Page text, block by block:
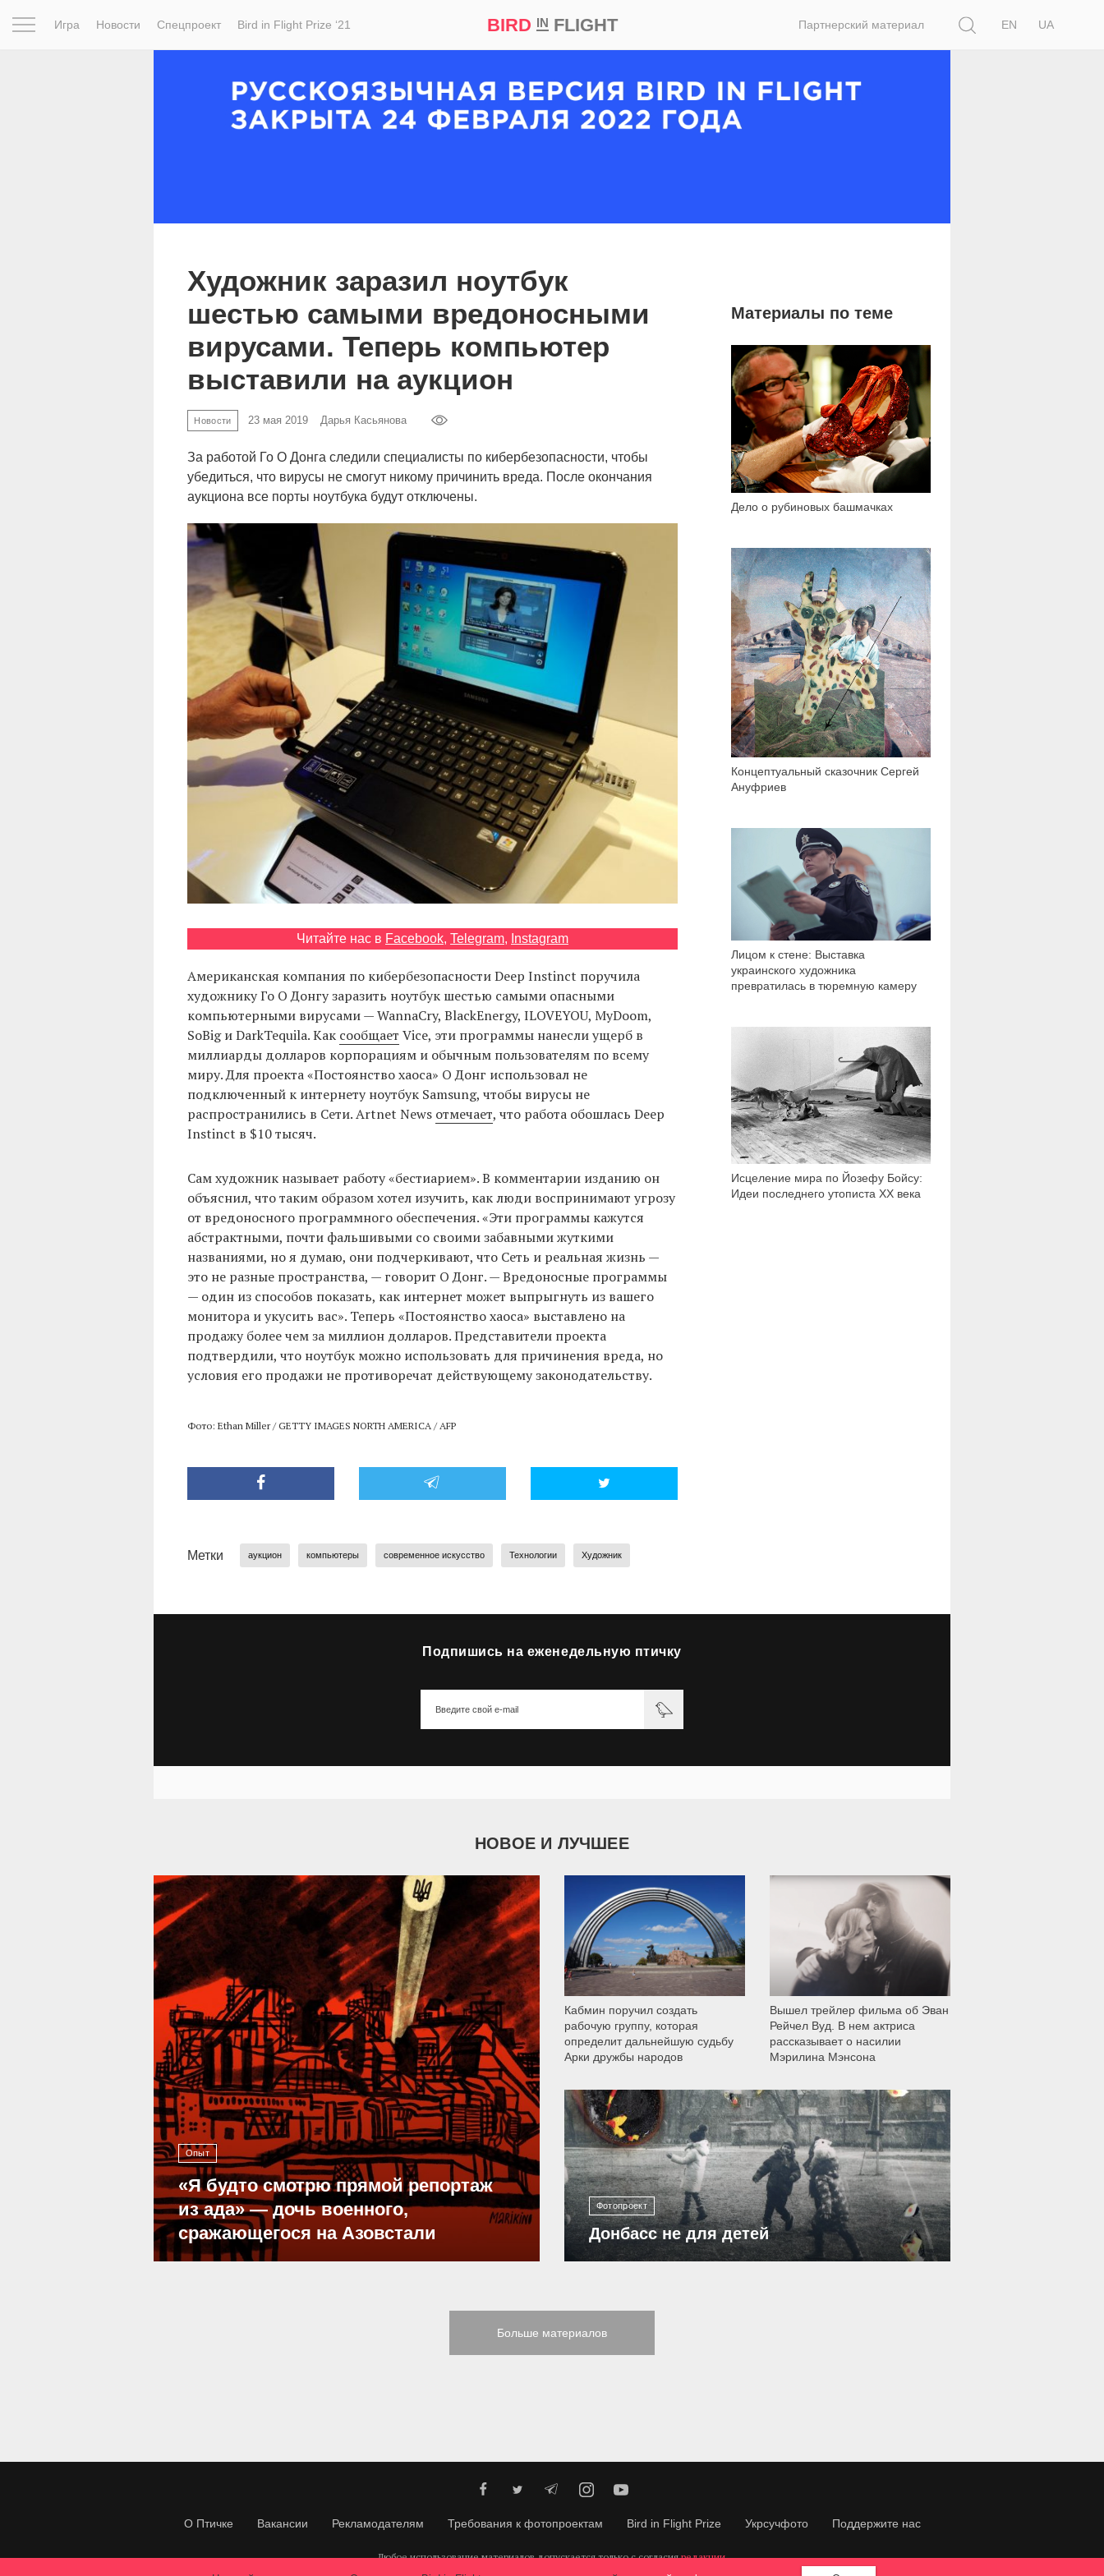
Игра Новости Спецпроект Bird in Flight Prize ‘21 BIRD INFLIGHT Партнерский материал
EN
UA
Художник заразил ноутбук
шестью самыми вредоносными
вирусами. Теперь компьютер
выставили на аукцион
Новости 23 мая 2019 Дарья Касьянова
За работой Го О Донга следили специалисты по кибербезопасности, чтобы
убедиться, что вирусы не смогут никому причинить вреда. После окончания
аукциона все порты ноутбука будут отключены.
Читайте нас в Facebook, Telegram, Instagram
Американская компания по кибербезопасности Deep Instinct поручила
художнику Го О Донгу заразить ноутбук шестью самыми опасными
компьютерными вирусами — WannaCry, BlackEnergy, ILOVEYOU, MyDoom,
SoBig и DarkTequila. Как сообщает Vice, эти программы нанесли ущерб в
миллиарды долларов корпорациям и обычным пользователям по всему
миру. Для проекта «Постоянство хаоса» О Донг использовал не
подключенный к интернету ноутбук Samsung, чтобы вирусы не
распространились в Сети. Artnet News отмечает, что работа обошлась Deep
Instinct в $10 тысяч.
Сам художник называет работу «бестиарием». В комментарии изданию он
объяснил, что таким образом хотел изучить, как люди воспринимают угрозу
от вредоносного программного обеспечения. «Эти программы кажутся
абстрактными, почти фальшивыми со своими забавными жуткими
названиями, но я думаю, они подчеркивают, что Сеть и реальная жизнь —
это не разные пространства, — говорит О Донг. — Вредоносные программы
— один из способов показать, как интернет может выпрыгнуть из вашего
монитора и укусить вас». Теперь «Постоянство хаоса» выставлено на
продажу более чем за миллион долларов. Представители проекта
подтвердили, что ноутбук можно использовать для причинения вреда, но
условия его продажи не противоречат действующему законодательству.
Фото: Ethan Miller / GETTY IMAGES NORTH AMERICA / AFP
Метки аукцион компьютеры современное искусство Технологии Художник
Материалы по теме
Дело о рубиновых башмачках
7 550
Концептуальный сказочник Сергей
Ануфриев
2 240
Лицом к стене: Выставка
украинского художника
превратилась в тюремную камеру
Исцеление мира по Йозефу Бойсу:
Идеи последнего утописта ХХ века
Подпишись на еженедельную птичку
НОВОЕ И ЛУЧШЕЕ
Опыт
«Я будто смотрю прямой репортаж
из ада» — дочь военного,
сражающегося на Азовстали
39 287
Кабмин поручил создать
рабочую группу, которая
определит дальнейшую судьбу
Арки дружбы народов
9 785
Вышел трейлер фильма об Эван
Рейчел Вуд. В нем актриса
рассказывает о насилии
Мэрилина Мэнсона
Фотопроект
Донбасс не для детей
12 298
Больше материалов
О Птичке Вакансии Рекламодателям Требования к фотопроектам Bird in Flight Prize Укрсучфото Поддержите нас
Любое использование материалов допускается только с согласияредакции.
© 2026, Bird In Flight.
Все права защищены.